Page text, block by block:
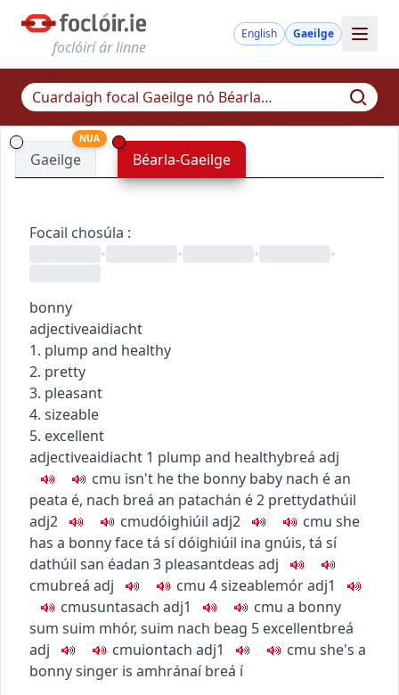
foclóirí ár linne
English Gaeilge
Gaeilge
NUA
Béarla-Gaeilge
Focail chosúla :
•
• • •
bonny
adjectiveaidiacht
1. plump and healthy
2. pretty
3. pleasant
4. sizeable
5. excellent
adjectiveaidiacht 1 plump and healthybreá adj
cmu isn't he the bonny baby nach é an
peata é, nach breá an patachán é2 prettydathúil
adj2
cmudóighiúil adj2 cmu she
has a bonny facetá sí dóighiúil ina gnúis, tá sí
dathúil san éadan 3 pleasantdeas adj
cmubreá adj cmu 4sizeablemóradj1
cmusuntasach adj1 cmu a bonny
sum suim mhór, suim nach beag 5 excellentbreá
adj
cmuiontach adj1 cmu she's a
bonny singer is amhránaí breá í